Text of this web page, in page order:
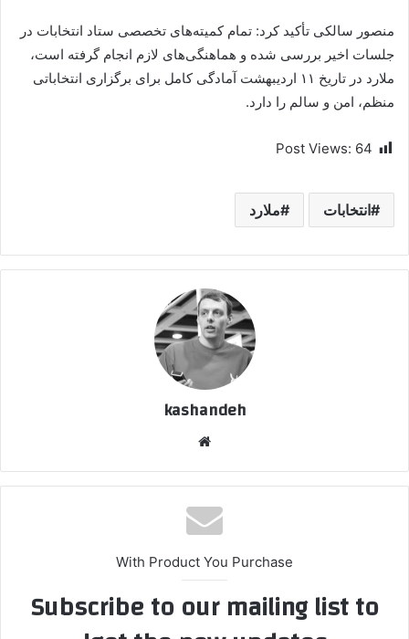
منصور سالکی تأکید کرد: تمام کمیته‌های تخصصی ستاد انتخابات در
جلسات اخیر بررسی شده و هماهنگی‌های لازم انجام گرفته است،
ملارد در تاریخ ۱۱ اردیبهشت آمادگی کامل برای برگزاری انتخاباتی
منظم، امن و سالم را دارد.
Post Views: 64
انتخابات ملارد
kashandeh
With Product You Purchase
Subscribe to our mailing list to